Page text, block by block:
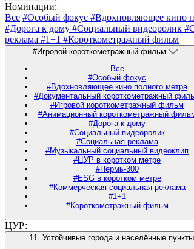
Номинации:
Все #Особый фокус #Вдохновляющее кино
#Дорога к дому #Социальный видеоролик
реклама #1+1 #Короткометражный фильм
#Игровой короткометражный фильм
Все
#Особый фокус
#Вдохновляющее кино полного метра
#Документальный короткометражный
#Игровой короткометражный фильм
#Анимационный короткометражный
#Дорога к дому
#Социальный видеоролик
#Социальная реклама
#Музыкальный социальный видеоклип
#ЦУР в коротком метре
#Пермь-300
#ESG в коротком метре
#Коммерческая социальная реклама
#1+1
#Короткометражный фильм
ЦУР:
11. Устойчивые города и населённые пункты